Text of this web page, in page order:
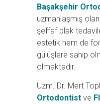
Başakşehir
uzmanlaşmış
şeffaf plak
estetik hem de
gülüşlere sahip
olmaktadır.
Uzm. Dr. Mert
Ortodontist ve